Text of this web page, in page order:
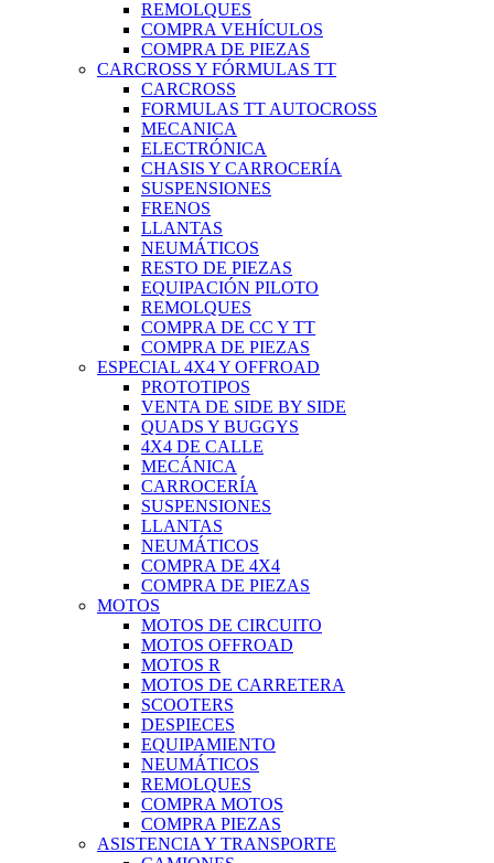
REMOLQUES
COMPRA VEHÍCULOS
COMPRA DE PIEZAS
CARCROSS Y FÓRMULAS TT
CARCROSS
FORMULAS TT AUTOCROSS
MECANICA
ELECTRÓNICA
CHASIS Y CARROCERÍA
SUSPENSIONES
FRENOS
LLANTAS
NEUMÁTICOS
RESTO DE PIEZAS
EQUIPACIÓN PILOTO
REMOLQUES
COMPRA DE CC Y TT
COMPRA DE PIEZAS
ESPECIAL 4X4 Y OFFROAD
PROTOTIPOS
VENTA DE SIDE BY SIDE
QUADS Y BUGGYS
4X4 DE CALLE
MECÁNICA
CARROCERÍA
SUSPENSIONES
LLANTAS
NEUMÁTICOS
COMPRA DE 4X4
COMPRA DE PIEZAS
MOTOS
MOTOS DE CIRCUITO
MOTOS OFFROAD
MOTOS R
MOTOS DE CARRETERA
SCOOTERS
DESPIECES
EQUIPAMIENTO
NEUMÁTICOS
REMOLQUES
COMPRA MOTOS
COMPRA PIEZAS
ASISTENCIA Y TRANSPORTE